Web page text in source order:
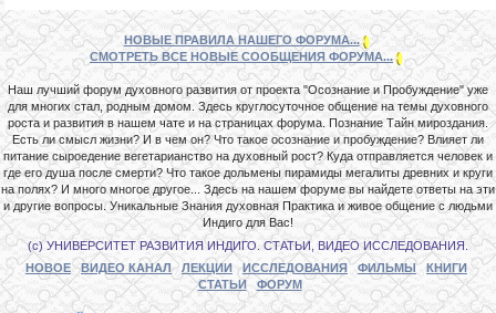
НОВЫЕ ПРАВИЛА НАШЕГО ФОРУМА...
СМОТРЕТЬ ВСЕ НОВЫЕ СООБЩЕНИЯ ФОРУМА...
Наш лучший форум духовного развития от проекта "Осознание и Пробуждение" уже
для многих стал, родным домом. Здесь круглосуточное общение на темы духовного
роста и развития в нашем чате и на страницах форума. Познание Тайн мироздания.
Есть ли смысл жизни? И в чем он? Что такое осознание и пробуждение? Влияет ли
питание сыроедение вегетарианство на духовный рост? Куда отправляется человек и
где его душа после смерти? Что такое дольмены пирамиды мегалиты древних и круги
на полях? И много многое другое... Здесь на нашем форуме вы найдете ответы на эти
и другие вопросы. Уникальные Знания духовная Практика и живое общение с людьми
Индиго для Вас!
(с) УНИВЕРСИТЕТ РАЗВИТИЯ ИНДИГО. СТАТЬИ, ВИДЕО ИССЛЕДОВАНИЯ.
НОВОЕ
ВИДЕО КАНАЛ ЛЕКЦИИ ИССЛЕДОВАНИЯ ФИЛЬМЫ
КНИГИ
СТАТЬИ
ФОРУМ